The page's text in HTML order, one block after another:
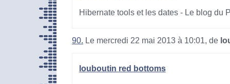
Hibernate tools et les dates - Le blog du
90. Le mercredi 22 mai 2013 à 10:01, de
louboutin red bottoms